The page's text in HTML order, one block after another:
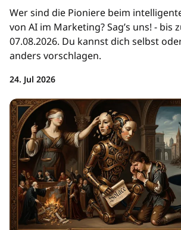
Wer sind die Pioniere beim
von AI im Marketing? Sag’s uns! - bis
07.08.2026. Du kannst dich selbst
anders vorschlagen.
24. Jul 2026